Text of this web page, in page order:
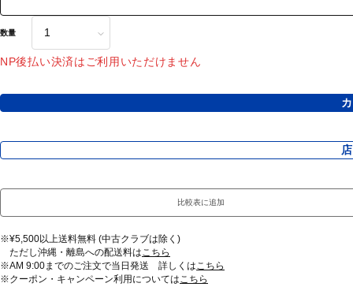
数量
NP後払い決済はご利用いただけません
比較表に追加
※¥5,500以上送料無料 (中古クラブは除く)
ただし沖縄・離島への配送料はこちら
※AM 9:00までのご注文で当日発送 詳しくはこちら
※クーポン・キャンペーン利用についてはこちら